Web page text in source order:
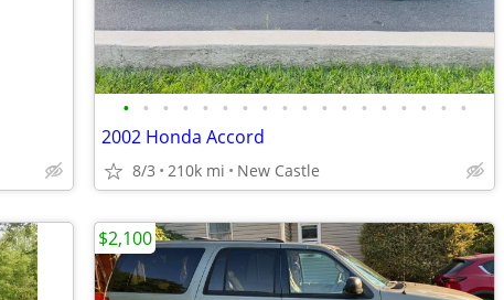
• • • • • • • • • • • • • • • • • •
2002 Honda Accord
8/3 210k mi New Castle
$2,100